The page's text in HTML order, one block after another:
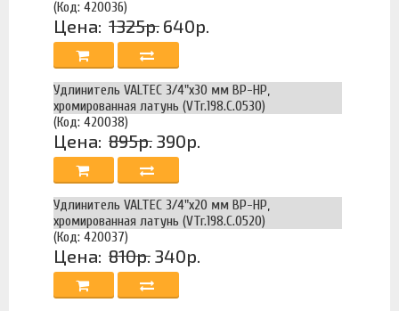
(Код: 420036)
Цена: 1325р. 640р.
Удлинитель VALTEC 3/4"х30 мм ВР-НР,
хромированная латунь (VTr.198.C.0530)
(Код: 420038)
Цена: 895р. 390р.
Удлинитель VALTEC 3/4"х20 мм ВР-НР,
хромированная латунь (VTr.198.C.0520)
(Код: 420037)
Цена: 810р. 340р.